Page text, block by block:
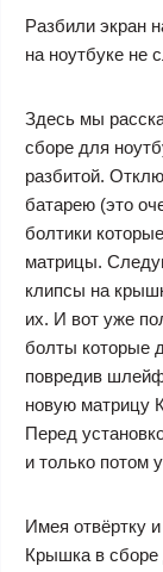
Разбили экран
на ноутбуке не
Здесь мы
сборе для
разбитой.
батарею (это
болтики
матрицы.
клипсы на
их. И вот уже
болты которые
повредив
новую матрицу
Перед
и только потом
Имея отвёртку
Крышка в сборе